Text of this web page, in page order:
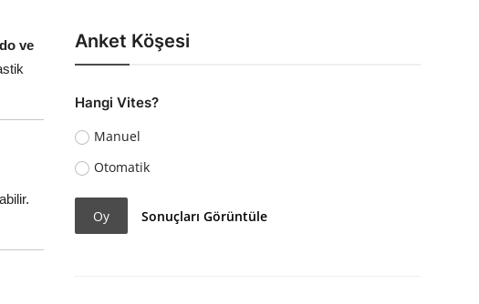
ve
Anket Köşesi
Hangi Vites?
Manuel
Otomatik
Oy Sonuçları Görüntüle